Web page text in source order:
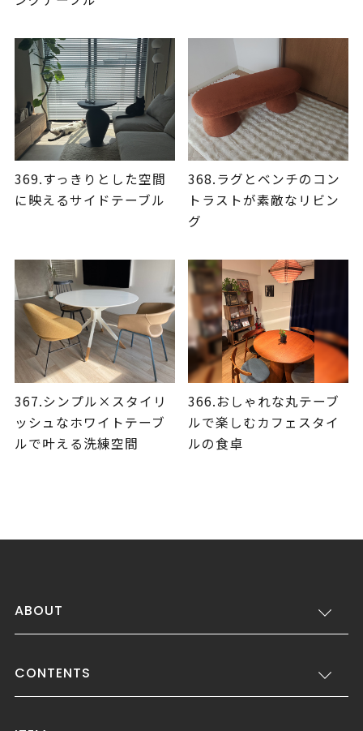
369.すっきりとした空間
に映えるサイドテーブル
368.ラグとベンチのコン
トラストが素敵なリビン
グ
367.シンプル×スタイリ
ッシュなホワイトテーブ
ルで叶える洗練空間
366.おしゃれな丸テーブ
ルで楽しむカフェスタイ
ルの食卓
ABOUT
CONTENTS